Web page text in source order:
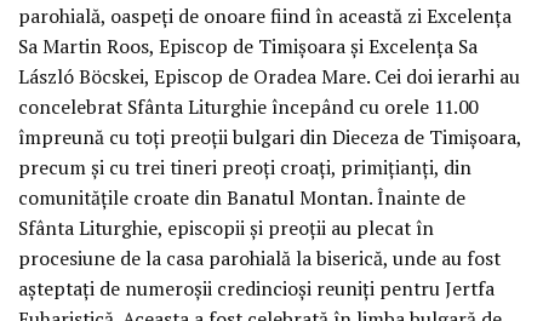
parohială, oaspeţi de onoare fiind în această zi Excelenţa
Sa Martin Roos, Episcop de Timişoara şi Excelenţa Sa
László Böcskei, Episcop de Oradea Mare. Cei doi ierarhi au
concelebrat Sfânta Liturghie începând cu orele 11.00
împreună cu toţi preoţii bulgari din Dieceza de Timişoara,
precum şi cu trei tineri preoţi croaţi, primiţianţi, din
comunităţile croate din Banatul Montan. Înainte de
Sfânta Liturghie, episcopii şi preoţii au plecat în
procesiune de la casa parohială la biserică, unde au fost
aşteptaţi de numeroşii credincioşi reuniţi pentru Jertfa